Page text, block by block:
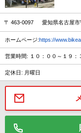
〒 463-0097 愛知県名古屋市
ホームページ:https://
営業時間: １０：００～１９：
定休日: 月曜日